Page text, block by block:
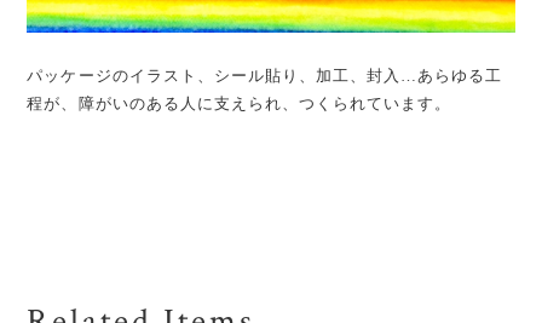
パッケージのイラスト、シール貼り、加工、封入…あらゆる工
程が、障がいのある人に支えられ、つくられています。